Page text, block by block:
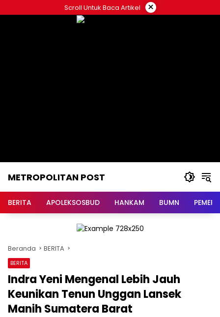
ke
Scroll Untuk Baca Artikel ×
METROPOLITAN POST
BERITA APOLEKSOSBUD HANKAM BUMN
Beranda BERITA
BERITA
Indra Yeni Mengenal Lebih Jauh
Keunikan Tenun Unggan Lansek
Manih Sumatera Barat